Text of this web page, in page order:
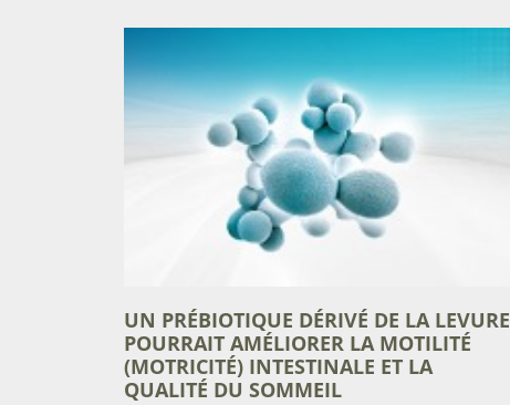
UN PRÉBIOTIQUE DÉRIVÉ DE LA LEVURE
POURRAIT AMÉLIORER LA MOTILITÉ
(MOTRICITÉ) INTESTINALE ET LA
QUALITÉ DU SOMMEIL